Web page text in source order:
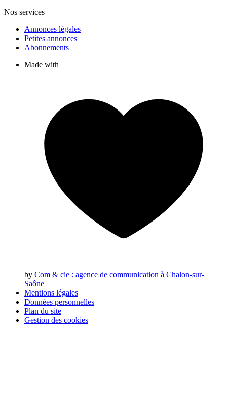
Nos services
Annonces légales
Petites annonces
Abonnements
Made with
by Com & cie : agence de communication à Chalon-sur-
Saône
Mentions légales
Données personnelles
Plan du site
Gestion des cookies